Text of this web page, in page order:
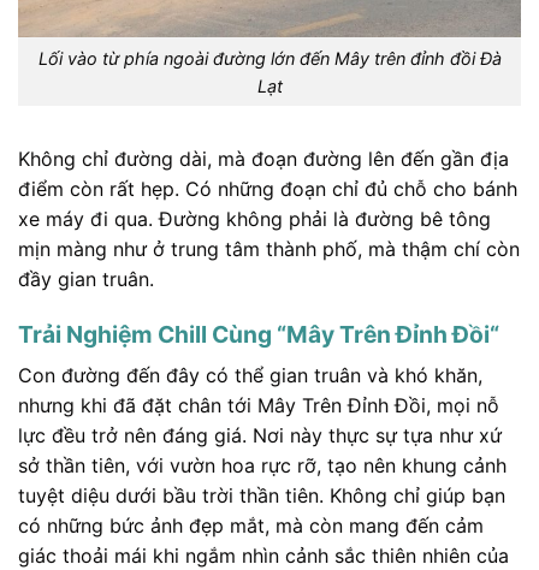
Lối vào từ phía ngoài đường lớn đến Mây trên đỉnh đồi Đà
Lạt
Không chỉ đường dài, mà đoạn đường lên đến gần địa
điểm còn rất hẹp. Có những đoạn chỉ đủ chỗ cho bánh
xe máy đi qua. Đường không phải là đường bê tông
mịn màng như ở trung tâm thành phố, mà thậm chí còn
đầy gian truân.
Trải Nghiệm Chill Cùng “Mây Trên Đỉnh Đồi“
Con đường đến đây có thể gian truân và khó khăn,
nhưng khi đã đặt chân tới Mây Trên Đỉnh Đồi, mọi nỗ
lực đều trở nên đáng giá. Nơi này thực sự tựa như xứ
sở thần tiên, với vườn hoa rực rỡ, tạo nên khung cảnh
tuyệt diệu dưới bầu trời thần tiên. Không chỉ giúp bạn
có những bức ảnh đẹp mắt, mà còn mang đến cảm
giác thoải mái khi ngắm nhìn cảnh sắc thiên nhiên của